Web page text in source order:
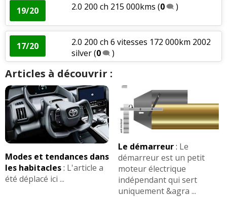
19/20 2.0 200 ch 215 000kms (0 )
17/20
2.0 200 ch 6 vitesses 172 000km 2002
silver(0 )
Articles à découvrir :
Modes et tendances dans
les habitacles: L'article a
été déplacé ici ...
Le démarreur: Le
démarreur est un petit
moteur électrique
indépendant qui sert
uniquement &agra ...